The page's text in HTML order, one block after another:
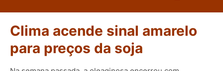
Clima acende sinal amarelo
para preços da soja